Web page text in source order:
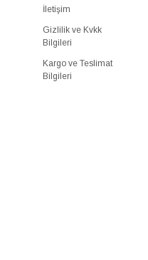
İletişim
Gizlilik ve Kvkk
Bilgileri
Kargo ve Teslimat
Bilgileri